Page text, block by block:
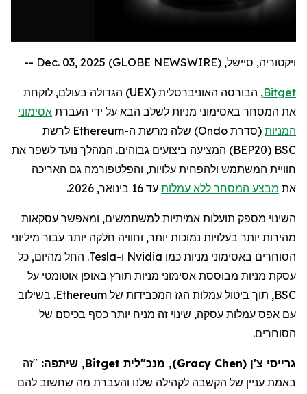
ויקטוריה, סיישל, Dec. 03, 2025 (GLOBE NEWSWIRE) --
Bitget, הבורסה האוניברסלית (UEX) הגדולה בעולם, לוקחת
את המסחר באסימוני מניות לשלב הבא על ידי העברת אסימוני
המניות (סדרת Ondo) שלה מרשת ה-Ethereum לרשת
BSC
(
BEP20) המציעה ביצועים גבוהים. המהלך נועד לשפר את
חוויית המשתמש ולהפחית עלויות, והפלטפורמה גם האריכה
את מבצע המסחר ללא עמלות עד 16 בינואר, 2026.
השינוי מספק תועלות אמיתיות למשתמשים, ומאפשר עסקאות
מהירות יותר בעלויות נמוכות יותר, וחוויה חלקה יותר עבור מיליוני
הסוחרים באסימוני מניות כמו Nvidia ו-Tesla. החל מהיום, כל
עסקת מניות מבוססת אסימוני מניות תורץ באופן אוטומטי על
BSC, תוך ביטול עמלות הגז המכבידות של Ethereum. בשילוב
עם אפס עמלות עסקה, שינוי זה מניח יותר כסף בכיסם של
הסוחרים.
גרייסי צ'ן (
Gracy Chen
), מנכ"לית Bitget, שיתפה:
"זה
באמת עניין של הקשבה לקהילה שלנו והעברת מה שחשוב להם